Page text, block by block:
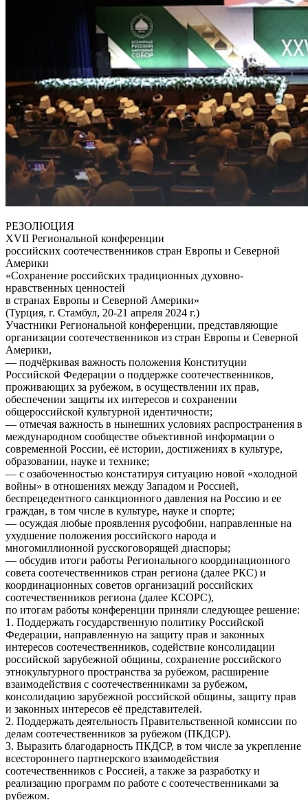
РЕЗОЛЮЦИЯ
XVII Региональной конференции
российских соотечественников стран Европы и Северной
Америки
«Сохранение российских традиционных духовно-
нравственных ценностей
в странах Европы и Северной Америки»
(Турция, г. Стамбул, 20-21 апреля 2024 г.)
Участники Региональной конференции, представляющие
организации соотечественников из стран Европы и Северной
Америки,
— подчёркивая важность положения Конституции
Российской Федерации о поддержке соотечественников,
проживающих за рубежом, в осуществлении их прав,
обеспечении защиты их интересов и сохранении
общероссийской культурной идентичности;
— отмечая важность в нынешних условиях распространения в
международном сообществе объективной информации о
современной России, её истории, достижениях в культуре,
образовании, науке и технике;
— с озабоченностью констатируя ситуацию новой «холодной
войны» в отношениях между Западом и Россией,
беспрецедентного санкционного давления на Россию и ее
граждан, в том числе в культуре, науке и спорте;
— осуждая любые проявления русофобии, направленные на
ухудшение положения российского народа и
многомиллионной русскоговорящей диаспоры;
— обсудив итоги работы Регионального координационного
совета соотечественников стран региона (далее РКС) и
координационных советов организаций российских
соотечественников региона (далее КСОРС),
по итогам работы конференции приняли следующее решение:
1. Поддержать государственную политику Российской
Федерации, направленную на защиту прав и законных
интересов соотечественников, содействие консолидации
российской зарубежной общины, сохранение российского
этнокультурного пространства за рубежом, расширение
взаимодействия с соотечественниками за рубежом,
консолидацию зарубежной российской общины, защиту прав
и законных интересов её представителей.
2. Поддержать деятельность Правительственной комиссии по
делам соотечественников за рубежом (ПКДСР).
3. Выразить благодарность ПКДСР, в том числе за укрепление
всестороннего партнерского взаимодействия
соотечественников с Россией, а также за разработку и
реализацию программ по работе с соотечественниками за
рубежом.